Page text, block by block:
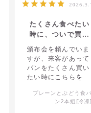
たくさん食べたい
時に、ついで買い
しました
頒布会を頼んでいま
すが、来客があって
パンをたくさん買い
たい時にこちらを追
もともと頒布会でお
プレーンとぶどう食パ
ン2本組[冷凍]